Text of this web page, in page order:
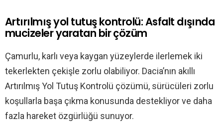
Artırılmış yol tutuş kontrolü: Asfalt dışında
mucizeler yaratan bir çözüm
Çamurlu, karlı veya kaygan yüzeylerde ilerlemek iki
tekerlekten çekişle zorlu olabiliyor. Dacia’nın akıllı
Artırılmış Yol Tutuş Kontrolü çözümü, sürücüleri zorlu
koşullarla başa çıkma konusunda destekliyor ve daha
fazla hareket özgürlüğü sunuyor.